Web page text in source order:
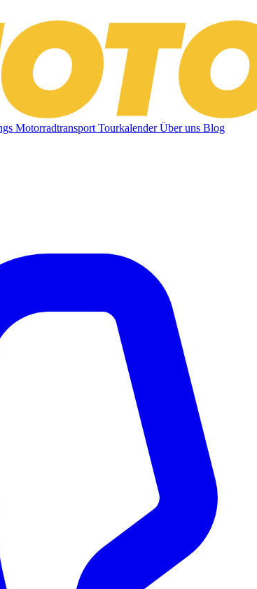
Motorradtransport TourkalenderÜber uns Blog